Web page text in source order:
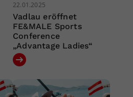
22.01.2025
Vadlau eröffnet
FE&MALE Sports
Conference
„Advantage Ladies“